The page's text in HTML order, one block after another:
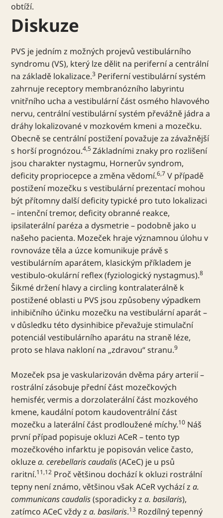
obtíží.
Diskuze
PVS je jedním z možných projevů vestibulárního
syndromu (VS), který lze dělit na periferní a centrální
na základě lokalizace.3 Periferní vestibulární systém
zahrnuje receptory membranózního labyrintu
vnitřního ucha a vestibulární část osmého hlavového
nervu, centrální vestibulární systém převážně jádra a
dráhy lokalizované v mozkovém kmeni a mozečku.
Obecně se centrální postižení považuje za závažnější
s horší prognózou.4,5Základními znaky pro rozlišení
jsou charakter nystagmu, Hornerův syndrom,
deficity propriocepce a změna vědomí.6,7 V případě
postižení mozečku s vestibulární prezentací mohou
být přítomny další deficity typické pro tuto lokalizaci
– intenční tremor, deficity obranné reakce,
ipsilaterální paréza a dysmetrie – podobně jako u
našeho pacienta. Mozeček hraje významnou úlohu v
rovnováze těla a úzce komunikuje právě s
vestibulárním aparátem, klasickým příkladem je
vestibulo-okulární reflex (fyziologický nystagmus).8
Šikmé držení hlavy a circling kontralaterálně k
postižené oblasti u PVS jsou způsobeny výpadkem
inhibičního účinku mozečku na vestibulární aparát –
v důsledku této dysinhibice převažuje stimulační
potenciál vestibulárního aparátu na straně léze,
proto se hlava nakloní na „zdravou“ stranu.9
Mozeček psa je vaskularizován dvěma páry arterií –
rostrální zásobuje přední část mozečkových
hemisfér, vermis a dorzolaterální část mozkového
kmene, kaudální potom kaudoventrální část
mozečku a laterální část prodloužené míchy.10 Náš
první případ popisuje okluzi ACeR – tento typ
mozečkového infarktu je popisován velice často,
okluzea. cerebellaris caudalis(ACeC) je u psů
raritní.11,12 Proč většinou dochází k okluzi rostrální
tepny není známo, většinou však ACeR vychází za.
communicans caudalis(sporadicky za. basilaris),
zatímco ACeC vždy za. basilaris.13 Rozdílný tepenný